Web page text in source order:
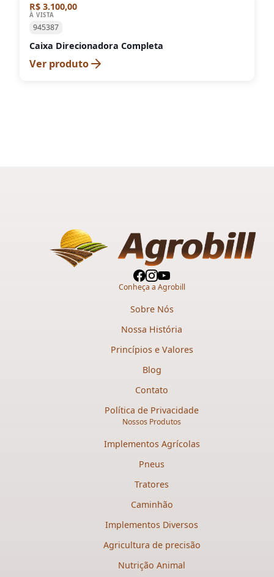
R$ 3.100,00
À VISTA
945387
Caixa Direcionadora Completa
Ver produto
Conheça a Agrobill
Sobre Nós
Nossa História
Princípios e Valores
Blog
Contato
Política de Privacidade
Nossos Produtos
Implementos Agrícolas
Pneus
Tratores
Caminhão
Implementos Diversos
Agricultura de precisão
Nutrição Animal